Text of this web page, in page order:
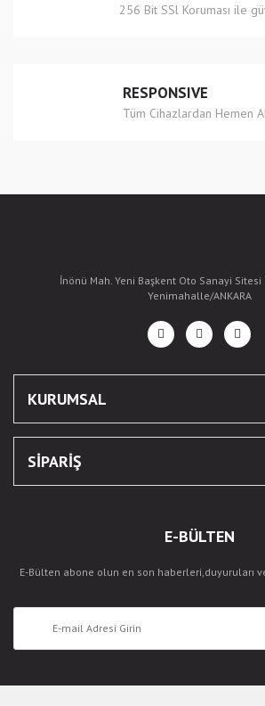
256 Bit SSl Koruması ile
RESPONSIVE
Tüm Cihazlardan Hemen
İnönü Mah. Yeni Başkent Oto Sanayi Sitesi
Yenimahalle/ANKARA
KURUMSAL
SİPARİŞ
E-BÜLTEN
E-Bülten abone olun en son haberleri,duyuruları